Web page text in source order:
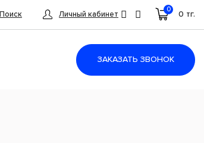
Поиск Личный кабинет
0
0 тг.
ЗАКАЗАТЬ ЗВОНОК